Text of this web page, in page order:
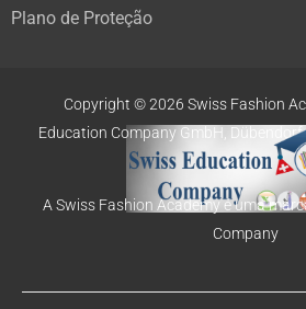
Plano de Proteção
Copyright © 2026 Swiss Fashion
Education Company GmbH,
A Swiss Fashion Academy é uma
Company